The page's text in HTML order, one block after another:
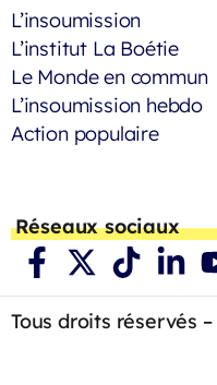
L’insoumission
L’institut La Boétie
Le Monde en commun
L’insoumission hebdo
Action populaire
Réseaux sociaux
Tous droits réservés –